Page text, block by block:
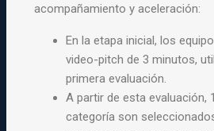
acompañamiento y aceleración:
En la etapa inicial, los
video-pitch de 3 minutos,
primera evaluación.
A partir de esta evaluación,
categoría son